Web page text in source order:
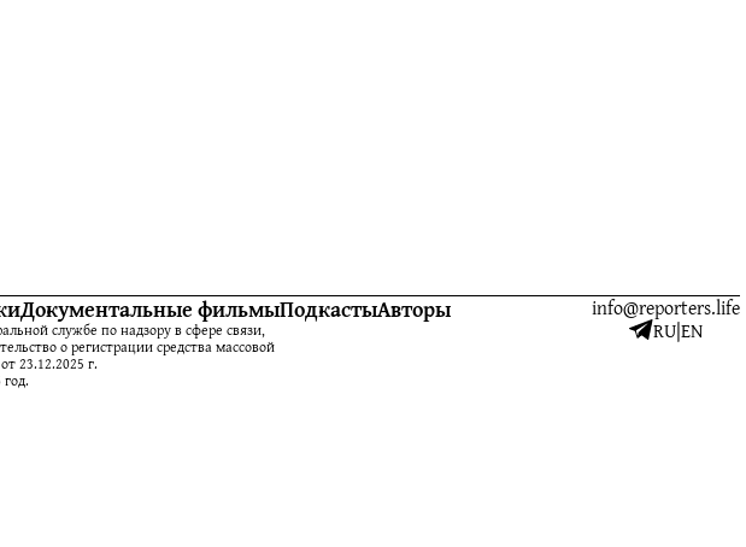
Документальные фильмыПодкастыАвторы
службе по надзору в сфере связи,
о регистрации средства массовой
23.12.2025 г.
info@reporters.life
RU|EN